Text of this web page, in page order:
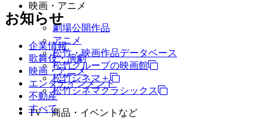
映画・アニメ
劇場公開作品
アニメ
松竹・映画作品データベース
松竹グループの映画館
松竹シネマ＋
松竹シネマクラシックス
TV・商品・イベントなど
お知らせ
企業情報
歌舞伎・演劇
映画・アニメ
エンタテインメント
不動産
すべて